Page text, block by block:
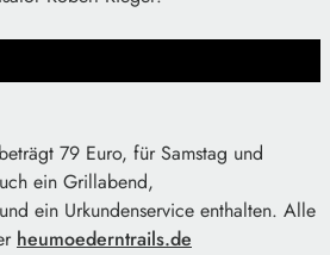
79 Euro, für Samstag und
ein Grillabend,
ein Urkundenservice enthalten. Alle
heumoederntrails.de